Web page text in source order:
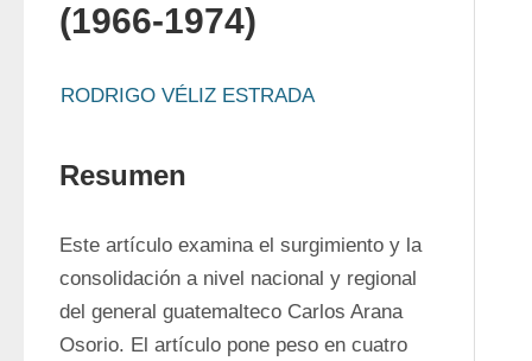
(1966-1974)
RODRIGO VÉLIZ ESTRADA
Resumen
Este artículo examina el surgimiento y la
consolidación a nivel nacional y regional
del general guatemalteco Carlos Arana
Osorio. El artículo pone peso en cuatro